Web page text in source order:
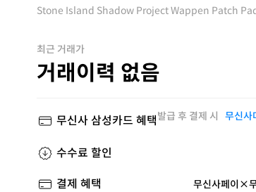
Stone Island Shadow Project Wappen Patch
최근 거래가
거래이력 없음
무신사 삼성카드 혜택발급 후 결제 시 무신사
수수료 할인
결제 혜택 무신사페이×